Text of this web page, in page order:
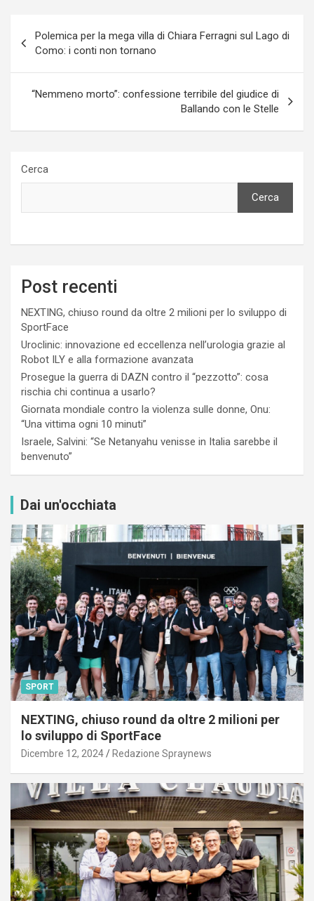
articoli
Polemica per la mega villa di Chiara Ferragni sul Lago di
Como: i conti non tornano
“Nemmeno morto”: confessione terribile del giudice di
Ballando con le Stelle
Cerca
Cerca
Post recenti
NEXTING, chiuso round da oltre 2 milioni per lo sviluppo di
SportFace
Uroclinic: innovazione ed eccellenza nell’urologia grazie al
Robot ILY e alla formazione avanzata
Prosegue la guerra di DAZN contro il “pezzotto”: cosa
rischia chi continua a usarlo?
Giornata mondiale contro la violenza sulle donne, Onu:
“Una vittima ogni 10 minuti”
Israele, Salvini: “Se Netanyahu venisse in Italia sarebbe il
benvenuto”
Dai un'occhiata
SPORT
NEXTING, chiuso round da oltre 2 milioni per
lo sviluppo di SportFace
Dicembre 12, 2024 Redazione Spraynews